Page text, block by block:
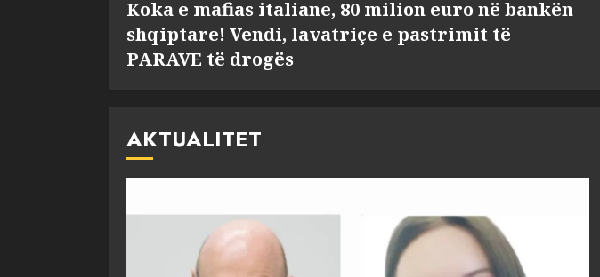
Koka e mafias italiane, 80 milion euro në bankën
shqiptare! Vendi, lavatriçe e pastrimit të
PARAVE të drogës
AKTUALITET